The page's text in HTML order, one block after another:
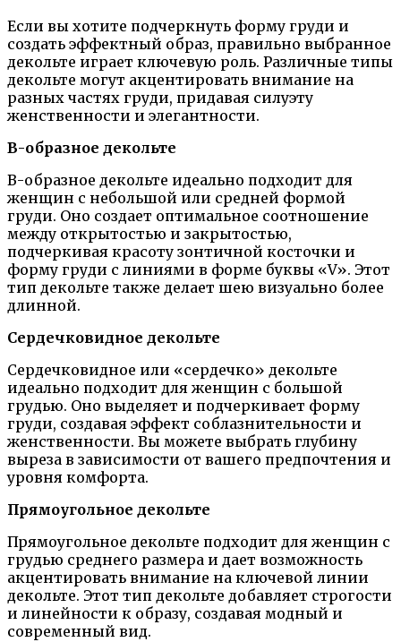
Если вы хотите подчеркнуть форму груди и
создать эффектный образ, правильно выбранное
декольте играет ключевую роль. Различные типы
декольте могут акцентировать внимание на
разных частях груди, придавая силуэту
женственности и элегантности.
В-образное декольте
В-образное декольте идеально подходит для
женщин с небольшой или средней формой
груди. Оно создает оптимальное соотношение
между открытостью и закрытостью,
подчеркивая красоту зонтичной косточки и
форму груди с линиями в форме буквы «V». Этот
тип декольте также делает шею визуально более
длинной.
Сердечковидное декольте
Сердечковидное или «сердечко» декольте
идеально подходит для женщин с большой
грудью. Оно выделяет и подчеркивает форму
груди, создавая эффект соблазнительности и
женственности. Вы можете выбрать глубину
выреза в зависимости от вашего предпочтения и
уровня комфорта.
Прямоугольное декольте
Прямоугольное декольте подходит для женщин с
грудью среднего размера и дает возможность
акцентировать внимание на ключевой линии
декольте. Этот тип декольте добавляет строгости
и линейности к образу, создавая модный и
современный вид.